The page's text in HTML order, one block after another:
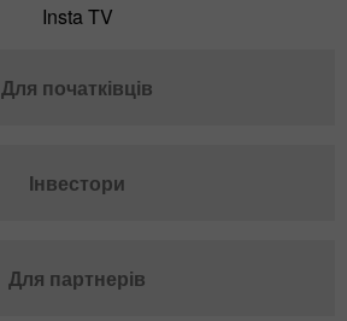
Insta TV
Для початківців
Інвестори
Для партнерів